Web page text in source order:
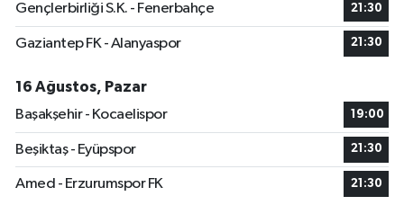
Gençlerbirliği S.K. - Fenerbahçe 21:30
Gaziantep FK - Alanyaspor 21:30
16 Ağustos, Pazar
Başakşehir - Kocaelispor
19:00
Beşiktaş - Eyüpspor 21:30
Amed - Erzurumspor FK 21:30